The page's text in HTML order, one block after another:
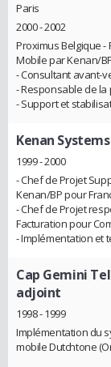
Paris
2000 - 2002
Proximus Belgique
Mobile par Kenan/
- Consultant avant-
- Responsable de
- Support et
Kenan Systems
1999 - 2000
- Chef de Projet
Kenan/BP pour
- Chef de Projet
Facturation pour
- Implémentation et
Cap Gemini
adjoint
1998 - 1999
Implémentation du
mobile Dutchtone